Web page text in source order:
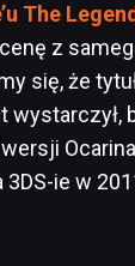
The
z
się, że
wystarczył,
ie w